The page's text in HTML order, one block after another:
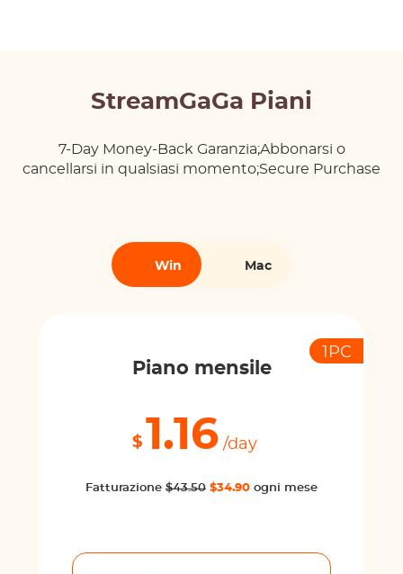
StreamGaGa Piani
7-Day Money-Back Garanzia;Abbonarsi o
cancellarsi in qualsiasi momento;Secure Purchase
Win Mac
Piano mensile
1PC
$ 1.16 /day
Fatturazione $43.50 $34.90 ogni mese